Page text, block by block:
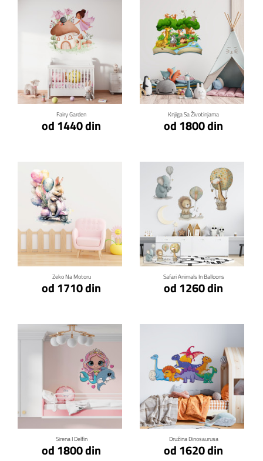
Fairy Garden
od 1440 din
Klikni za detalje
Knjiga Sa Životinjama
od 1800 din
Klikni za detalje
Zeko Na Motoru
od 1710 din
Klikni za detalje
Safari Animals In Balloons
od 1260 din
Klikni za detalje
Sirena I Delfin
od 1800 din
Klikni za detalje
Družina Dinosaurusa
od 1620 din
Klikni za detalje